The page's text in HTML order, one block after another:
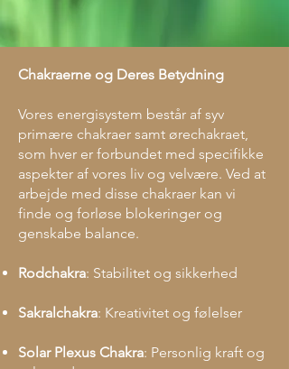
Chakraerne og Deres Betydning
Vores energisystem består af syv
primære chakraer samt ørechakraet,
som hver er forbundet med specifikke
aspekter af vores liv og velvære. Ved at
arbejde med disse chakraer kan vi
finde og forløse blokeringer og
genskabe balance.
Rodchakra: Stabilitet og sikkerhed
Sakralchakra: Kreativitet og følelser
Solar Plexus Chakra: Personlig kraft og